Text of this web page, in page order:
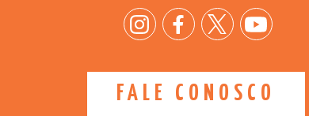
FALE CONOSCO